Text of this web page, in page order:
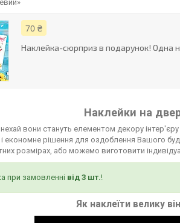
70 ₴
Наклейка-сюрприз в подарунок! Одна
Наклейки на
вони стануть елементом декору інтер'єру
економне рішення для оздоблення Вашого
розмірах, або можемо виготовити
при замовленні від 3 шт.!
Як наклеїти велику